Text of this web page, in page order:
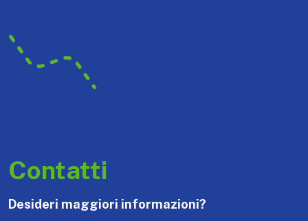
Contatti
Desideri maggiori informazioni?